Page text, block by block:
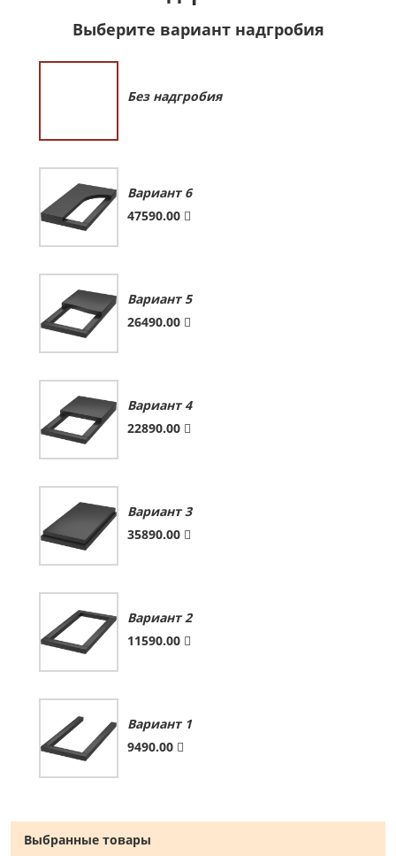
Выберите вариант надгробия
Без надгробия
Вариант 6
47590.00
Вариант 5
26490.00
Вариант 4
22890.00
Вариант 3
35890.00
Вариант 2
11590.00
Вариант 1
9490.00
Выбранные товары